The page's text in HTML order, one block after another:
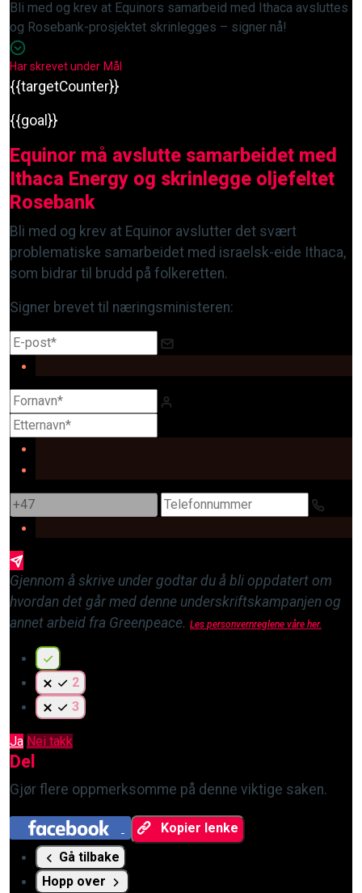
Bli med og krev at Equinors samarbeid med Ithaca avsluttes
og Rosebank-prosjektet skrinlegges – signer nå!
Har skrevet under Mål
{{targetCounter}}
{{goal}}
Equinor må avslutte samarbeidet med
Ithaca Energy og skrinlegge oljefeltet
Rosebank
Bli med og krev at Equinor avslutter det svært
problematiske samarbeidet med israelsk-eide Ithaca,
som bidrar til brudd på folkeretten.
Signer brevet til næringsministeren:
Gjennom å skrive under godtar du å bli oppdatert om
hvordan det går med denne underskriftskampanjen og
annet arbeid fra Greenpeace. Les personvernreglene våre her.
2
3
Ja Nei takk
Del
Gjør flere oppmerksomme på denne viktige saken.
Kopier lenke
Gå tilbake
Hopp over